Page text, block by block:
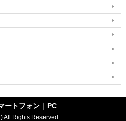
アニバーサリー、ウェディングに。
ートフォン｜ PC
All Rights Reserved.